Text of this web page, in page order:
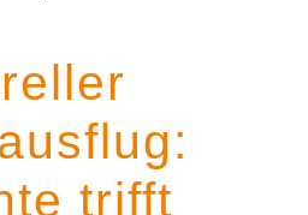
trifft